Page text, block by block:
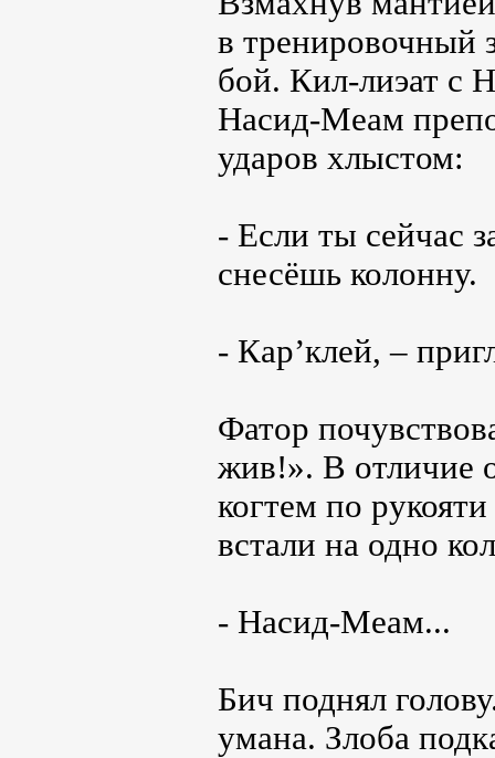
в тренировочный
бой. Кил-лиэат с
Насид-Меам
ударов хлыстом:
- Если ты сейчас
снесёшь колонну.
- Кар’клей, –
Фатор
жив!». В отличие
когтем по
встали на одно
- Насид-Меам...
Бич поднял
умана. Злоба